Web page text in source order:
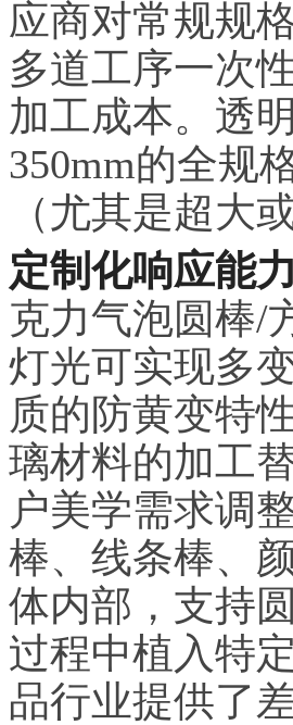
应商对常规规
多道工序一次
加工成本。透
350mm的全规
（尤其是超大
定制化响应能力
克力气泡圆棒/
灯光可实现多
质的防黄变特
璃材料的加工
户美学需求调
棒、线条棒、
体内部，支持
过程中植入特
品行业提供了